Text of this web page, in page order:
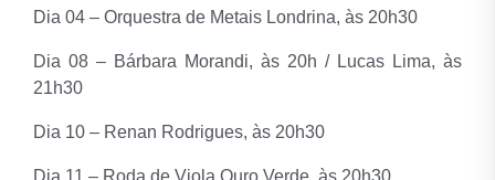
Dia 04 – Orquestra de Metais Londrina, às 20h30
Dia 08 – Bárbara Morandi, às 20h / Lucas Lima, às
21h30
Dia 10 – Renan Rodrigues, às 20h30
Dia 11 – Roda de Viola Ouro Verde, às 20h30